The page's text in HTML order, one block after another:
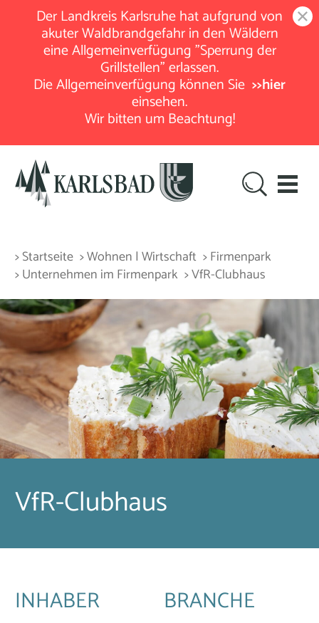
Der Landkreis Karlsruhe hat aufgrund von
akuter Waldbrandgefahr in den Wäldern
eine Allgemeinverfügung "Sperrung der
Grillstellen" erlassen.
Die Allgemeinverfügung können Sie >>hier
einsehen.
Wir bitten um Beachtung!
> Startseite > Wohnen | Wirtschaft > Firmenpark
> Unternehmen im Firmenpark > VfR-Clubhaus
VfR-Clubhaus
INHABER BRANCHE